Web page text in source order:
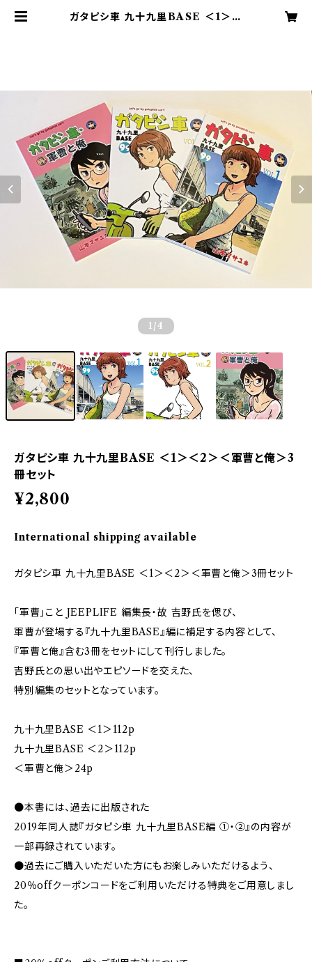
ガタピシ車 九十九里BASE ＜1＞＜
1 /4
ガタピシ車 九十九里BASE ＜1＞＜2＞＜軍曹と俺＞3
冊セット
¥2,800
International shipping available
ガタピシ車 九十九里BASE ＜1＞＜2＞＜軍曹と俺＞3冊セット
「軍曹」こと JEEPLIFE 編集長・故 吉野氏を偲び、
軍曹が登場する『九十九里BASE』編に補足する内容として、
『軍曹と俺』含む3冊をセットにして刊行しました。
吉野氏との思い出やエピソードを交えた、
特別編集のセットとなっています。
九十九里BASE ＜1＞112p
九十九里BASE ＜2＞112p
＜軍曹と俺＞24p
●本書には、過去に出版された
2019年同人誌『ガタピシ車 九十九里BASE編 ①・②』の内容が
一部再録されています。
●過去にご購入いただいた方にもお楽しみいただけるよう、
20％offクーポンコードをご利用いただける特典をご用意しまし
た。